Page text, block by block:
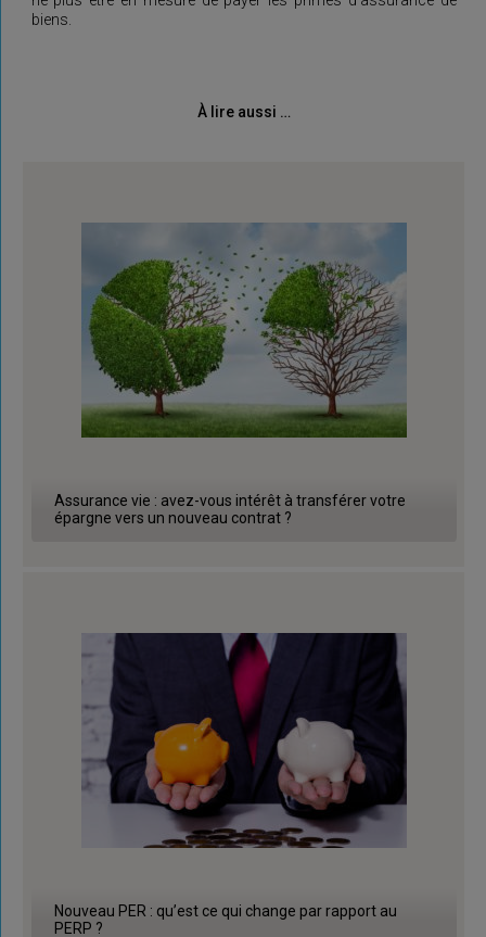
biens.
À lire aussi …
Assurance vie : avez-vous intérêt à transférer votre
épargne vers un nouveau contrat ?
Nouveau PER : qu’est ce qui change par rapport au
PERP ?